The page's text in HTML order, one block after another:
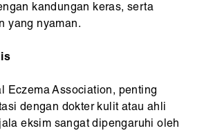
kandungan keras, serta
yang nyaman.
Eczema Association, penting
dengan dokter kulit atau ahli
eksim sangat dipengaruhi oleh